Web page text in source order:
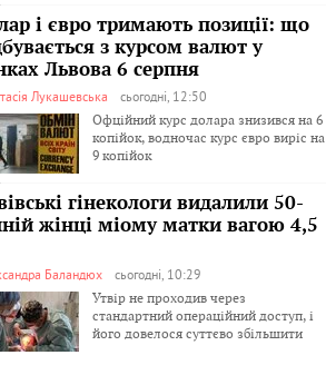
і євро тримають позиції: що
з курсом валют у
Львова 6 серпня
Лукашевська
сьогодні, 12:50
Офційний курс долара знизився на 6
копійок, водночас курс євро виріс на
9 копійок
гінекологи видалили 50-
жінці міому матки вагою 4,5
Баландюх
сьогодні, 10:29
Утвір не проходив через
стандартний операційний доступ, і
його довелося суттєво збільшити